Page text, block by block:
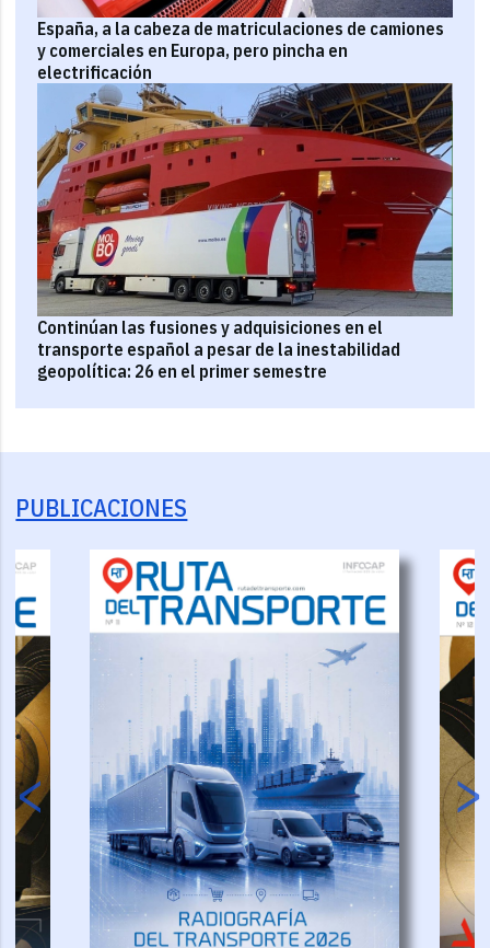
España, a la cabeza de matriculaciones de camiones
y comerciales en Europa, pero pincha en
electrificación
Continúan las fusiones y adquisiciones en el
transporte español a pesar de la inestabilidad
geopolítica: 26 en el primer semestre
PUBLICACIONES